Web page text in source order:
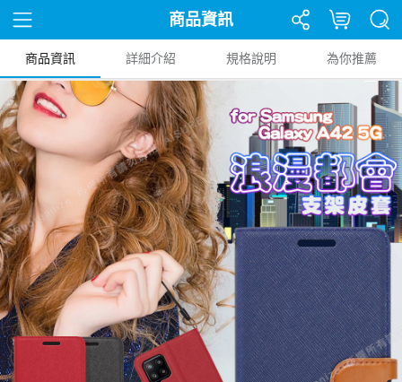
商品資訊
商品資訊 詳細介紹 規格說明 為你推薦